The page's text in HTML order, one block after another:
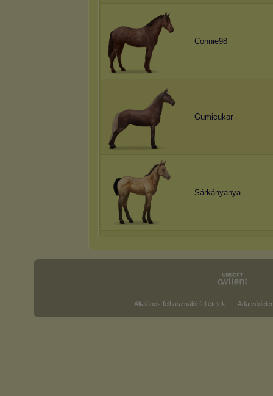
Connie98
Gumicukor
Sárkányanya
Általános felhasználói feltételek